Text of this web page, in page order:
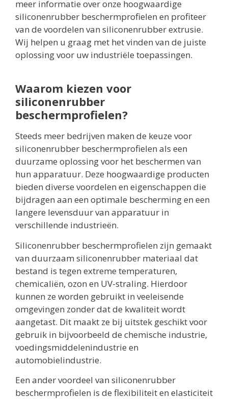
meer informatie over onze hoogwaardige
siliconenrubber beschermprofielen en profiteer
van de voordelen van siliconenrubber extrusie.
Wij helpen u graag met het vinden van de juiste
oplossing voor uw industriële toepassingen.
Waarom kiezen voor
siliconenrubber
beschermprofielen?
Steeds meer bedrijven maken de keuze voor
siliconenrubber beschermprofielen als een
duurzame oplossing voor het beschermen van
hun apparatuur. Deze hoogwaardige producten
bieden diverse voordelen en eigenschappen die
bijdragen aan een optimale bescherming en een
langere levensduur van apparatuur in
verschillende industrieën.
Siliconenrubber beschermprofielen zijn gemaakt
van duurzaam siliconenrubber materiaal dat
bestand is tegen extreme temperaturen,
chemicaliën, ozon en UV-straling. Hierdoor
kunnen ze worden gebruikt in veeleisende
omgevingen zonder dat de kwaliteit wordt
aangetast. Dit maakt ze bij uitstek geschikt voor
gebruik in bijvoorbeeld de chemische industrie,
voedingsmiddelenindustrie en
automobielindustrie.
Een ander voordeel van siliconenrubber
beschermprofielen is de flexibiliteit en elasticiteit